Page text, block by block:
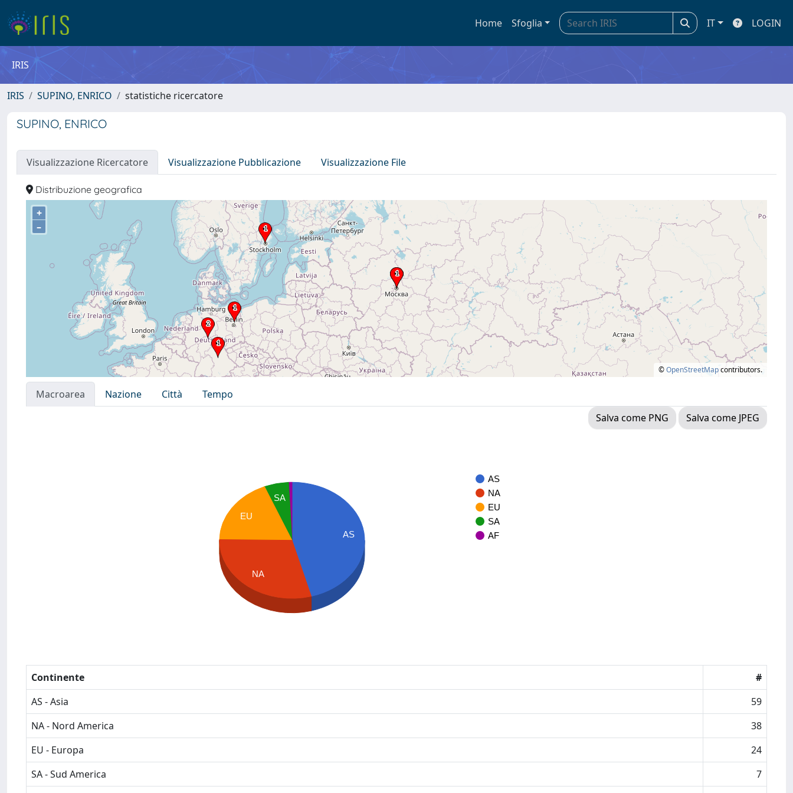
Home Sfoglia IT LOGIN
IRIS
IRIS SUPINO, ENRICO statistiche ricercatore
SUPINO, ENRICO
Visualizzazione Ricercatore Visualizzazione Pubblicazione Visualizzazione File
Distribuzione geografica
+
–
©OpenStreetMapcontributors.
Macroarea Nazione Città
Tempo
Salva come PNG
Salva come JPEG
AS
NA
EU
SA
AF
AS
SA
EU
NA
Continente
#
AS - Asia
59
NA - Nord America
38
EU - Europa
24
SA - Sud America
7